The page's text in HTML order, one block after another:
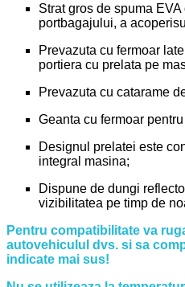
Strat gros de spuma
portbagajului, a
Prevazuta cu fermoar
portiera cu prelata pe
Prevazuta cu catarame
Geanta cu fermoar
Designul prelatei este
integral masina;
Dispune de dungi
vizibilitatea pe timp de
Pentru compatibilitate va
autovehiculul dvs. si sa
indicate mai sus!